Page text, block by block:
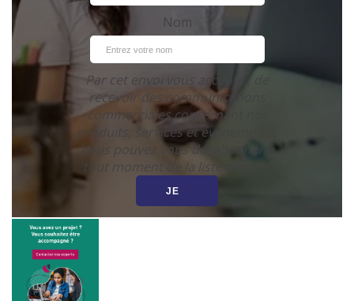
Nom
Par cet envoi vous acceptez de
recevoir des communications
commerciales concernant nos
produits, services et évènements.
Vous pouvez vous désabonner à
tout moment de la liste d'envoi.